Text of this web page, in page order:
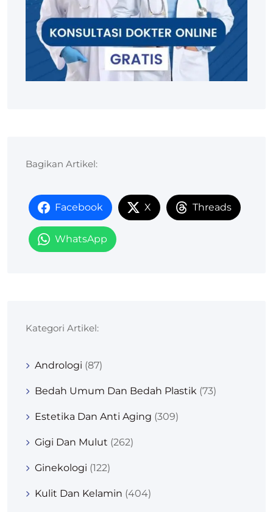
Bagikan Artikel:
Facebook X Threads
WhatsApp
Kategori Artikel:
Andrologi (87)
Bedah Umum Dan Bedah Plastik (73)
Estetika Dan Anti Aging (309)
Gigi Dan Mulut (262)
Ginekologi (122)
Kulit Dan Kelamin (404)